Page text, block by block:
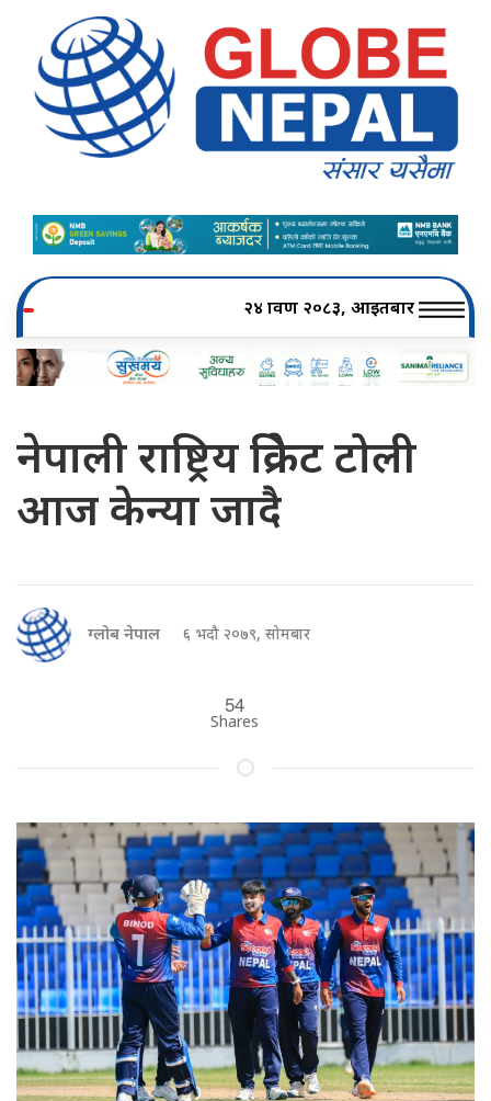
२४ श्रावण २०८३, आइतबार
नेपाली राष्ट्रिय क्रिकेट टोली
आज केन्या जादै
ग्लोब नेपाल ६ भदौ २०७९, सोमबार
54
Shares